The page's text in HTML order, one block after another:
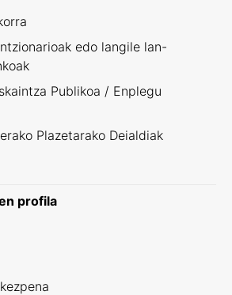
edo langile lan-
Publikoa / Enplegu
Plazetarako Deialdiak
profila